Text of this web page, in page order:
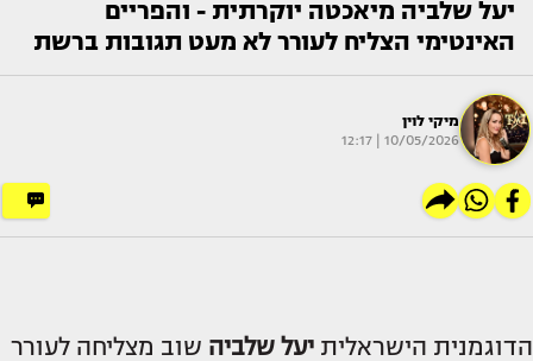
יעל שלביה מיאכטה יוקרתית - והפריים
האינטימי הצליח לעורר לא מעט תגובות ברשת
מיקי לוין
10/05/2026 | 12:17
הדוגמנית הישראלית יעל שלביה שוב מצליחה לעורר